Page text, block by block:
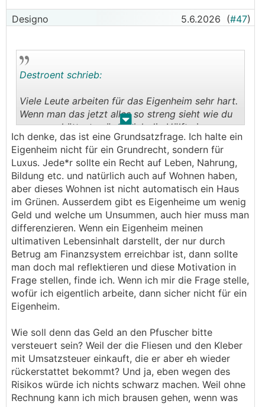
eine diesbezügliche Diskussion hier im Forum, wo
auch der Großteil der User dem TE davon
man ordentlich pfuschen lässt, obwohl man es
sich eigentlich auch anders leisten könnte, dann
ist man imho einfach nur gierig und egoistisch.
diesem Thema nun stehen mag: Es ändert nichts
an der Gesetzeslage. Da können wir auch drüber
diskutieren, ob man nicht doch a bissl angsoffen
autofahren soll oder nicht beim Einkaufen ein
paar Artikel an der Kasse vorbeischmuggeln darf.
Etwas anderes ist Schwarzarbeit eigentlich nicht.
Und nein, ich spreche hier natürlich nicht von
Hilfe in der Familie oder im Freundeskreis. Es
geht um "das machen wir eh ohne Rechnung,
gell?".
Designo 5.6.2026 (#47)
. .
Destroent schrieb:
Viele Leute arbeiten für das Eigenheim sehr hart.
Wenn man das jetzt alles so streng sieht wie du
es gerne hättest, würde sich die Hälfte in
Österreich fragen: Für was Arbeite ich noch?
Schadet nicht nur der Arbeitsmoral, sondern
würde über kurz oder lang auch die Wirtschaft
treffen, auch wenn man es nicht glaubt. Unterm
Strich ist das Geld das du den Pfuscher zahlst e
schon versteuert und wenn er was kauft wirds
nochmal versteuert. Risiko hast du mit oder ohne
Pfuscher oder schaust du nie Pfusch am Bau?
Ich denke, das ist eine Grundsatzfrage. Ich halte ein
Eigenheim nicht für ein Grundrecht, sondern für
Luxus. Jede*r sollte ein Recht auf Leben, Nahrung,
Bildung etc. und natürlich auch auf Wohnen haben,
aber dieses Wohnen ist nicht automatisch ein Haus
im Grünen. Ausserdem gibt es Eigenheime um wenig
Geld und welche um Unsummen, auch hier muss man
differenzieren. Wenn ein Eigenheim meinen
ultimativen Lebensinhalt darstellt, der nur durch
Betrug am Finanzsystem erreichbar ist, dann sollte
man doch mal reflektieren und diese Motivation in
Frage stellen, finde ich. Wenn ich mir die Frage stelle,
wofür ich eigentlich arbeite, dann sicher nicht für ein
Eigenheim.
Wie soll denn das Geld an den Pfuscher bitte
versteuert sein? Weil der die Fliesen und den Kleber
mit Umsatzsteuer einkauft, die er aber eh wieder
rückerstattet bekommt? Und ja, eben wegen des
Risikos würde ich nichts schwarz machen. Weil ohne
Rechnung kann ich mich brausen gehen, wenn was